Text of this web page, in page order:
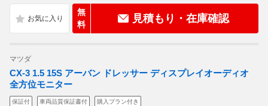
無
料
見積もり・在庫確認
マツダ
CX-3 1.5 15S アーバン ドレッサー ディスプレイオーディオ
全方位モニター
保証付 車両品質保証書付 購入プラン付き